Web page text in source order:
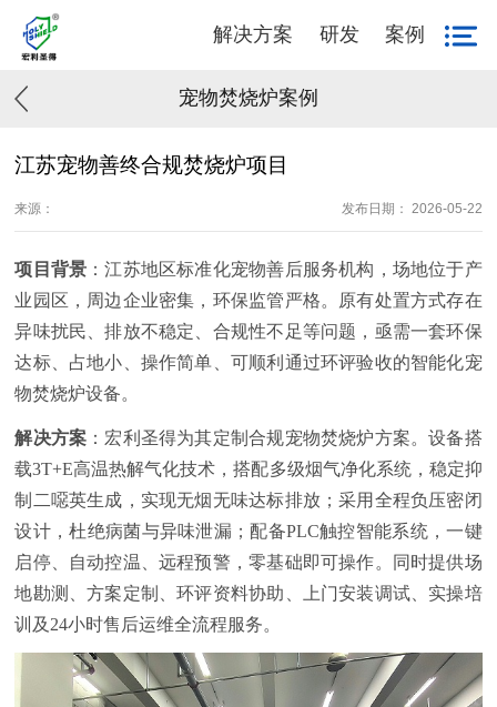
解决方案 研发 案例
宠物焚烧炉案例
江苏宠物善终合规焚烧炉项目
来源： 发布日期： 2026-05-22
项目背景 ：江苏地区标准化宠物善后服务机构，场地位于产
业园区，周边企业密集，环保监管严格。原有处置方式存在
异味扰民、排放不稳定、合规性不足等问题，亟需一套环保
达标、占地小、操作简单、可顺利通过环评验收的智能化宠
物焚烧炉设备。
解决方案 ：宏利圣得为其定制合规宠物焚烧炉方案。设备搭
载3T+E高温热解气化技术，搭配多级烟气净化系统，稳定抑
制二噁英生成，实现无烟无味达标排放；采用全程负压密闭
设计，杜绝病菌与异味泄漏；配备PLC触控智能系统，一键
启停、自动控温、远程预警，零基础即可操作。同时提供场
地勘测、方案定制、环评资料协助、上门安装调试、实操培
训及24小时售后运维全流程服务。